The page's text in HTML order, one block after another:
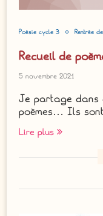
Poésie cycle 3 Rentrée
Recueil de
5 novembre 2021
Je partage dans
poèmes… Ils
Lire plus